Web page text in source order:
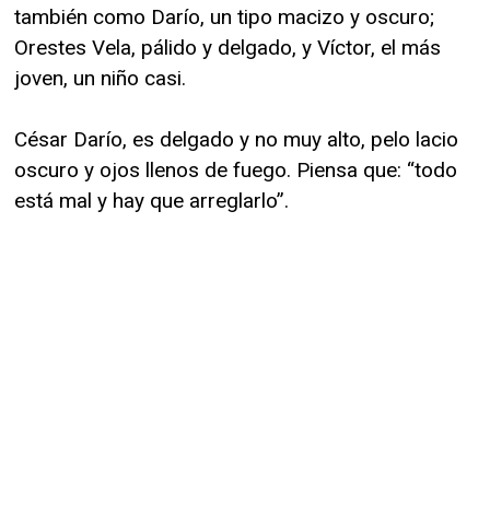
también como Darío, un tipo macizo y oscuro;
Orestes Vela, pálido y delgado, y Víctor, el más
joven, un niño casi.
César Darío, es delgado y no muy alto, pelo lacio
oscuro y ojos llenos de fuego. Piensa que: “todo
está mal y hay que arreglarlo”.